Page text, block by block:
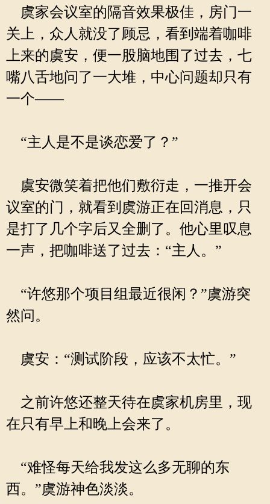
虞家会议室的隔音效果极佳，房门一
关上，众人就没了顾忌，看到端着咖啡
上来的虞安，便一股脑地围了过去，七
嘴八舌地问了一大堆，中心问题却只有
一个——
“主人是不是谈恋爱了？”
虞安微笑着把他们敷衍走，一推开会
议室的门，就看到虞游正在回消息，只
是打了几个字后又全删了。他心里叹息
一声，把咖啡送了过去：“主人。”
“许悠那个项目组最近很闲？”虞游突
然问。
虞安：“测试阶段，应该不太忙。”
之前许悠还整天待在虞家机房里，现
在只有早上和晚上会来了。
“难怪每天给我发这么多无聊的东
西。”虞游神色淡淡。